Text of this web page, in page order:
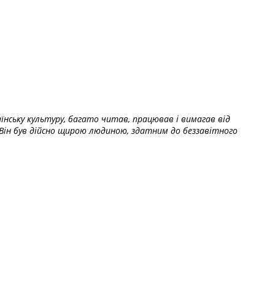
культуру, багато читав, працював і вимагав від
був дійсно щирою людиною, здатним до беззавітного